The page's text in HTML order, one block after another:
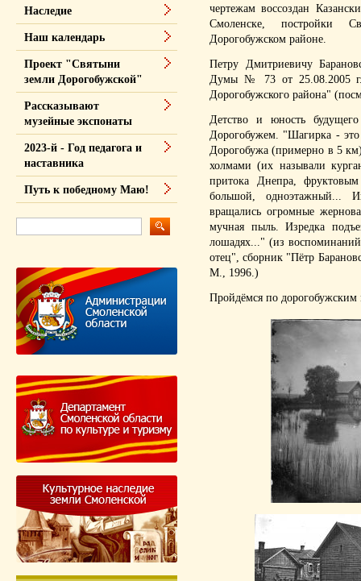
чертежам воссоздан
Смоленске, постройки
Дорогобужском районе.
Петру Дмитриевичу
Думы № 73 от 25.08.2005 г.
Дорогобужского района"
Детство и юность
Дорогобужем. "Шагирка - это
Дорогобужа (примерно в 5
холмами (их называли
притока Днепра,
большой, одноэтажный...
вращались огромные
мучная пыль. Изредка
лошадях..." (из
отец", сборник "Пётр
М., 1996.)
Пройдёмся по дорогобужским
Наследие
Наш календарь
Проект "Святыни
земли Дорогобужской"
Рассказывают
музейные экспонаты
2023-й - Год педагога и
наставника
Путь к победному Маю!